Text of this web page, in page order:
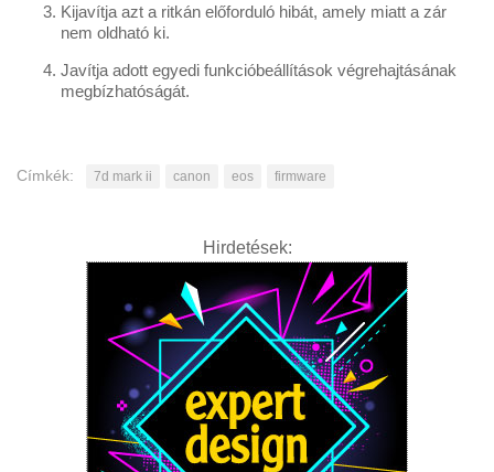
Kijavítja azt a ritkán előforduló hibát, amely miatt a zár
nem oldható ki.
Javítja adott egyedi funkcióbeállítások végrehajtásának
megbízhatóságát.
Címkék: 7d mark ii canon eos firmware
Hirdetések: